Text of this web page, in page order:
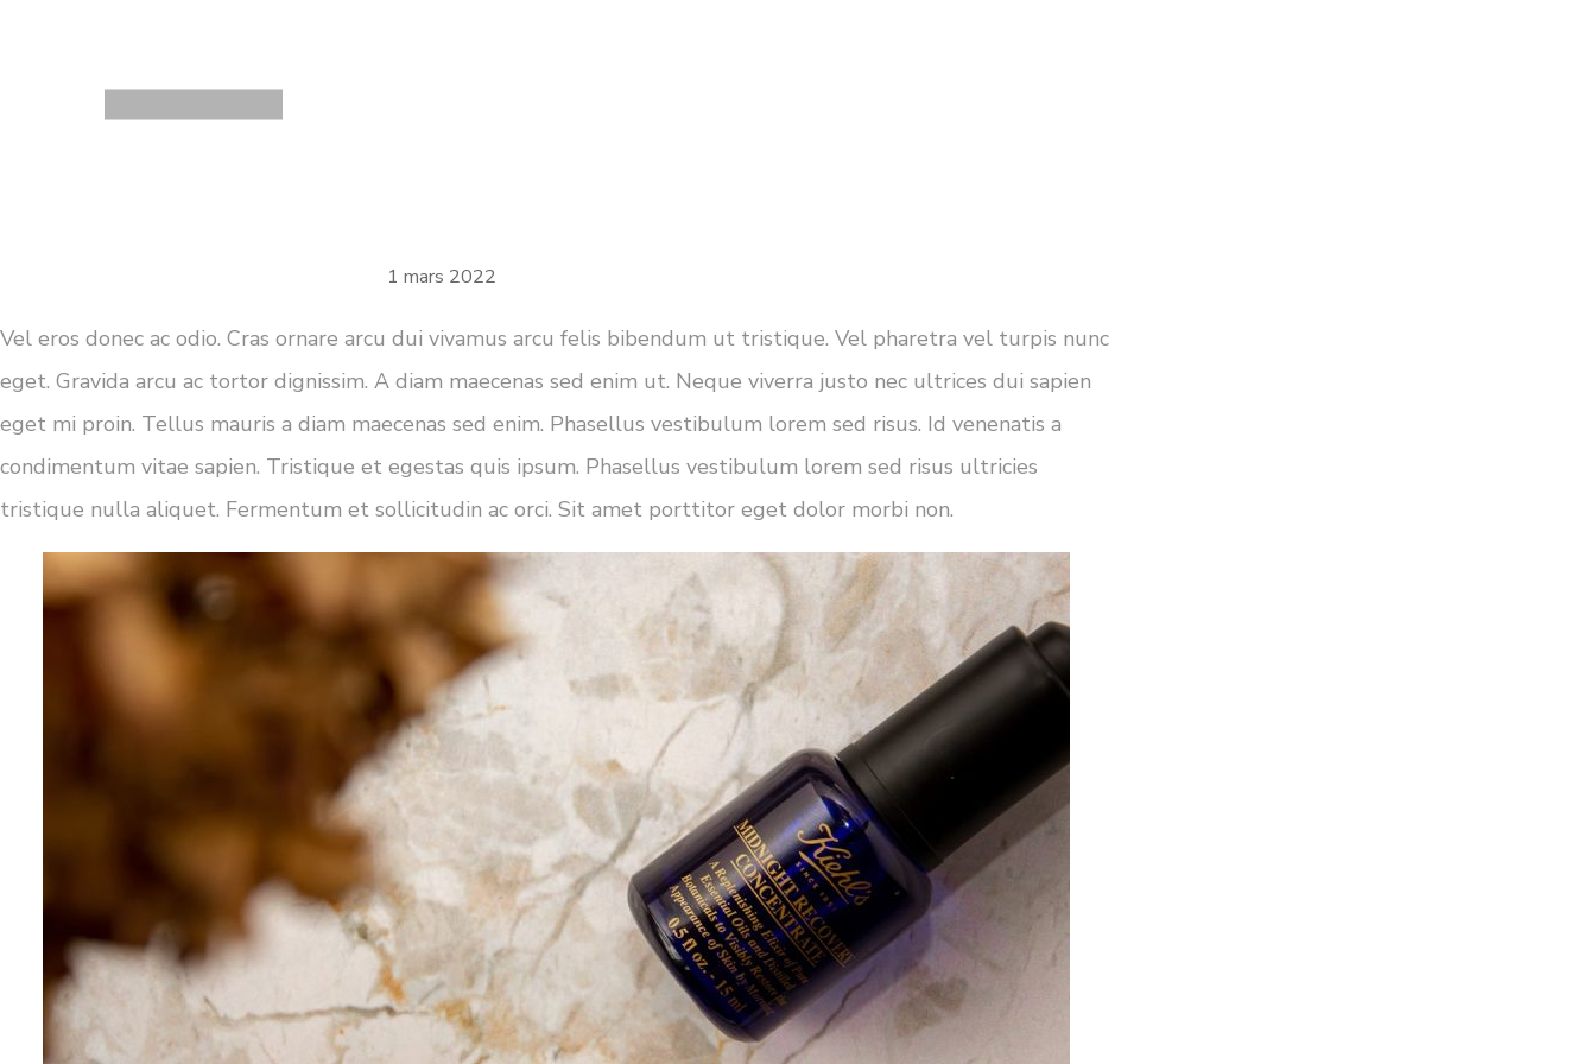
1 mars 2022
Vel eros donec ac odio. Cras ornare arcu dui vivamus arcu felis bibendum ut tristique. Vel pharetra vel turpis nunc
eget. Gravida arcu ac tortor dignissim. A diam maecenas sed enim ut. Neque viverra justo nec ultrices dui sapien
eget mi proin. Tellus mauris a diam maecenas sed enim. Phasellus vestibulum lorem sed risus. Id venenatis a
condimentum vitae sapien. Tristique et egestas quis ipsum. Phasellus vestibulum lorem sed risus ultricies
tristique nulla aliquet. Fermentum et sollicitudin ac orci. Sit amet porttitor eget dolor morbi non.